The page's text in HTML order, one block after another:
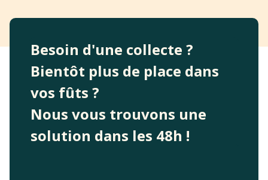
Besoin d'une collecte ?
Bientôt plus de place dans
vos fûts ?
Nous vous trouvons une
solution dans les 48h !